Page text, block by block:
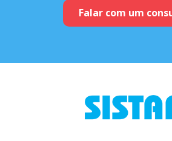
Falar com um